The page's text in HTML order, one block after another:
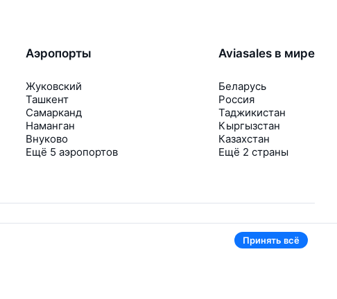
Аэропорты
Жуковский
Ташкент
Самарканд
Наманган
Внуково
Ещё 5 аэропортов
Aviasales в мире
Беларусь
Россия
Таджикистан
Кыргызстан
Казахстан
Ещё 2 страны
Принять всё